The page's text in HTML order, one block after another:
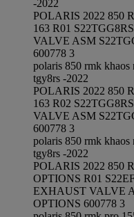
-2022
POLARIS 2022 850
163 R01
VALVE ASM
600778 3
polaris 850 rmk khaos
tgy8rs -2022
POLARIS 2022 850
163 R02
VALVE ASM
600778 3
polaris 850 rmk khaos
tgy8rs -2022
POLARIS 2022 850
OPTIONS R01
EXHAUST VALVE
OPTIONS 600778 3